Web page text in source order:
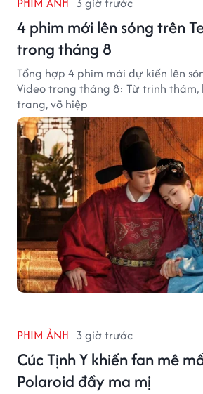
4 phim mới lên sóng trên
trong tháng 8
Tổng hợp 4 phim mới dự kiến lên
Video trong tháng 8: Từ trinh thám,
trang, võ hiệp
PHIM ẢNH 3 giờ trước
Cúc Tịnh Y khiến fan mê
Polaroid đầy ma mị